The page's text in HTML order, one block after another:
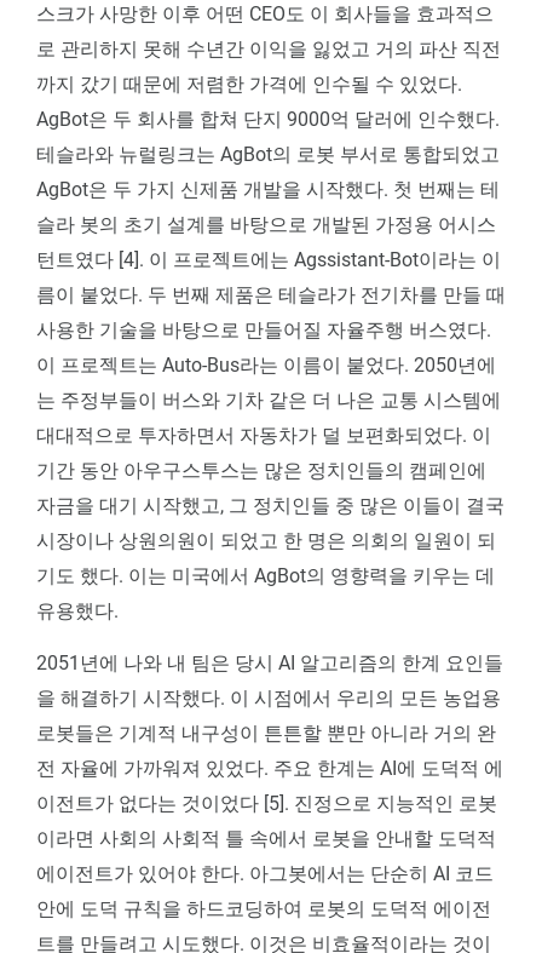
스크가 사망한 이후 어떤 CEO도 이 회사들을 효과적으
로 관리하지 못해 수년간 이익을 잃었고 거의 파산 직전
까지 갔기 때문에 저렴한 가격에 인수될 수 있었다.
AgBot은 두 회사를 합쳐 단지 9000억 달러에 인수했다.
테슬라와 뉴럴링크는 AgBot의 로봇 부서로 통합되었고
AgBot은 두 가지 신제품 개발을 시작했다. 첫 번째는 테
슬라 봇의 초기 설계를 바탕으로 개발된 가정용 어시스
턴트였다 [4]. 이 프로젝트에는 Agssistant-Bot이라는 이
름이 붙었다. 두 번째 제품은 테슬라가 전기차를 만들 때
사용한 기술을 바탕으로 만들어질 자율주행 버스였다.
이 프로젝트는 Auto-Bus라는 이름이 붙었다. 2050년에
는 주정부들이 버스와 기차 같은 더 나은 교통 시스템에
대대적으로 투자하면서 자동차가 덜 보편화되었다. 이
기간 동안 아우구스투스는 많은 정치인들의 캠페인에
자금을 대기 시작했고, 그 정치인들 중 많은 이들이 결국
시장이나 상원의원이 되었고 한 명은 의회의 일원이 되
기도 했다. 이는 미국에서 AgBot의 영향력을 키우는 데
유용했다.
2051년에 나와 내 팀은 당시 AI 알고리즘의 한계 요인들
을 해결하기 시작했다. 이 시점에서 우리의 모든 농업용
로봇들은 기계적 내구성이 튼튼할 뿐만 아니라 거의 완
전 자율에 가까워져 있었다. 주요 한계는 AI에 도덕적 에
이전트가 없다는 것이었다 [5]. 진정으로 지능적인 로봇
이라면 사회의 사회적 틀 속에서 로봇을 안내할 도덕적
에이전트가 있어야 한다. 아그봇에서는 단순히 AI 코드
안에 도덕 규칙을 하드코딩하여 로봇의 도덕적 에이전
트를 만들려고 시도했다. 이것은 비효율적이라는 것이